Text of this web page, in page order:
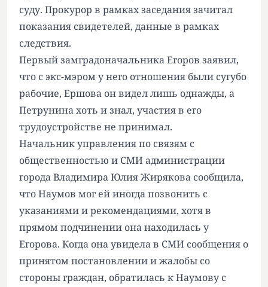
суду. Прокурор в рамках заседания зачитал
показания свидетелей, данные в рамках
следствия.
Первый замградоначальника Егоров заявил,
что с экс-мэром у него отношения были сугубо
рабочие, Ершова он видел лишь однажды, а
Петрунина хоть и знал, участия в его
трудоустройстве не принимал.
Начальник управления по связям с
общественностью и СМИ администрации
города Владимира Юлия Жирякова сообщила,
что Наумов мог ей иногда позвонить с
указаниями и рекомендациями, хотя в
прямом подчинении она находилась у
Егорова. Когда она увидела в СМИ сообщения о
принятомпостановлениии жалобы со
стороны граждан, обратилась к Наумову с